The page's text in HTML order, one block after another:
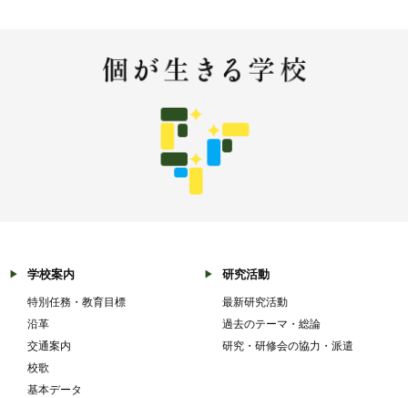
学校案内
特別任務・教育目標
沿革
交通案内
校歌
基本データ
研究活動
最新研究活動
過去のテーマ・総論
研究・研修会の協力・派遣